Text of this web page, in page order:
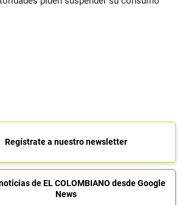
Regístrate a nuestro newsletter
de EL COLOMBIANO desde Google
News